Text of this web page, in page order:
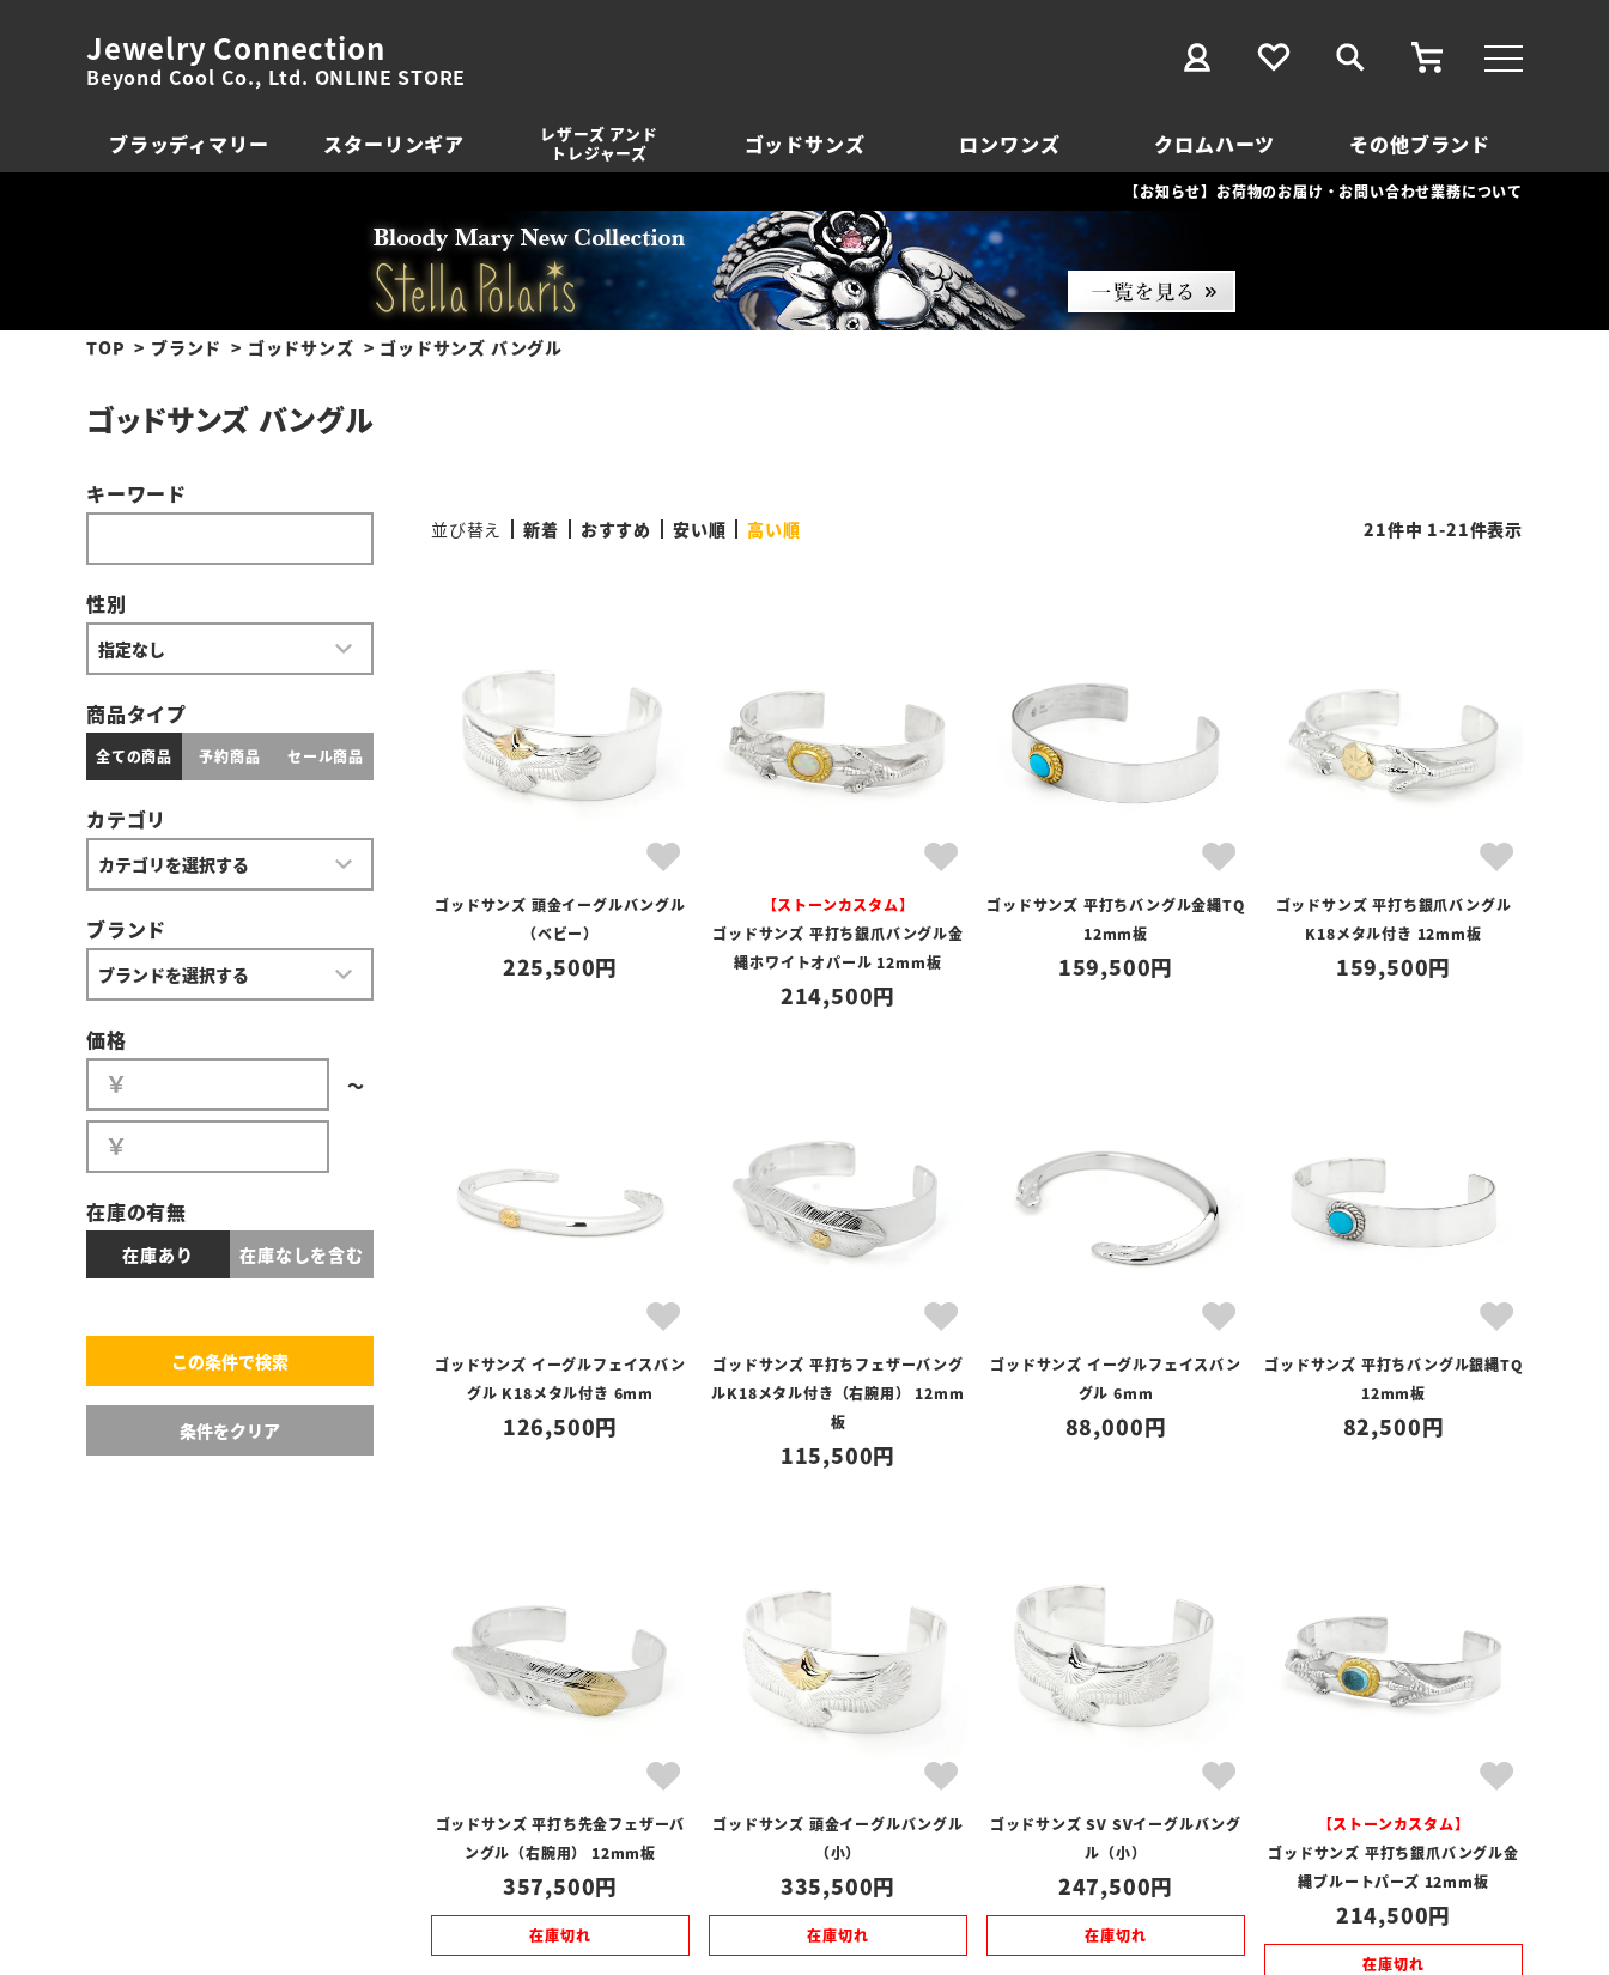
Jewelry Connection
Beyond Cool Co., Ltd. ONLINE STORE
ブラッディマリー スターリンギア
レザーズ アンド
トレジャーズ
ゴッドサンズ ロンワンズ クロムハーツ その他ブランド
【お知らせ】お荷物のお届け・お問い合わせ業務について
TOP ブランド ゴッドサンズ ゴッドサンズ バングル
ゴッドサンズ バングル
キーワード
性別
商品タイプ
全ての商品 予約商品 セール商品
カテゴリ
ブランド
価格
〜
在庫の有無
在庫あり 在庫なしを含む
並び替え 新着 おすすめ 安い順 高い順 21件中 1-21件表示
ゴッドサンズ 頭金イーグルバングル
（ベビー）
225,500
【ストーンカスタム】
ゴッドサンズ 平打ち銀爪バングル金
縄ホワイトオパール 12mm板
214,500
ゴッドサンズ 平打ちバングル金縄TQ
12mm板
159,500
ゴッドサンズ 平打ち銀爪バングル
K18メタル付き 12mm板
159,500
ゴッドサンズ イーグルフェイスバン
グル K18メタル付き 6mm
126,500
ゴッドサンズ 平打ちフェザーバング
ルK18メタル付き（右腕用） 12mm
板
115,500
ゴッドサンズ イーグルフェイスバン
グル 6mm
88,000
ゴッドサンズ 平打ちバングル銀縄TQ
12mm板
82,500
ゴッドサンズ 平打ち先金フェザーバ
ングル（右腕用） 12mm板
357,500
在庫切れ
ゴッドサンズ 頭金イーグルバングル
（小）
335,500
在庫切れ
ゴッドサンズ SV SVイーグルバング
ル（小）
247,500
在庫切れ
【ストーンカスタム】
ゴッドサンズ 平打ち銀爪バングル金
縄ブルートパーズ 12mm板
214,500
在庫切れ